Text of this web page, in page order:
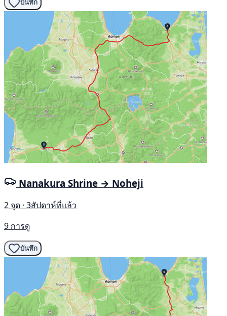
บันทึก
Nanakura Shrine → Noheji
2 จุด · 3สัปดาห์ที่แล้ว
9 การดู
บันทึก